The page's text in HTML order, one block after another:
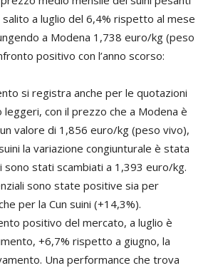
a luglio del 6,4% rispetto al mese
a Modena 1,738 euro/kg (peso
positivo con l’anno scorso:
si registra anche per le quotazioni
leggeri, con il prezzo che a Modena è
valore di 1,856 euro/kg (peso vivo),
la variazione congiunturale è stata
sono stati scambiati a 1,393 euro/kg.
sono state positive sia per
per la Cun suini (+14,3%).
positivo del mercato, a luglio è
+6,7% rispetto a giugno, la
Una performance che trova